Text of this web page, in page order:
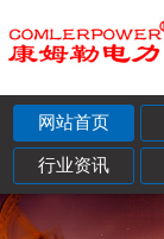
网站首页
行业资讯